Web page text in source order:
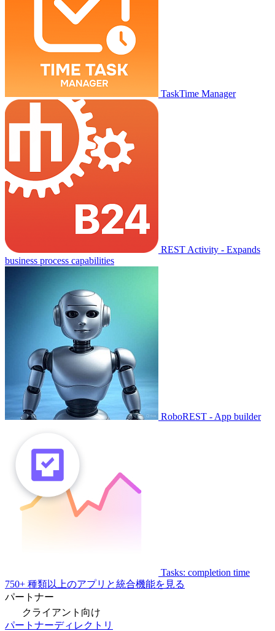
TaskTime Manager
REST Activity - Expands
business process capabilities
RoboREST - App builder
Tasks: completion time
750+ 種類以上のアプリと統合機能を見る
パートナー
クライアント向け
パートナーディレクトリ